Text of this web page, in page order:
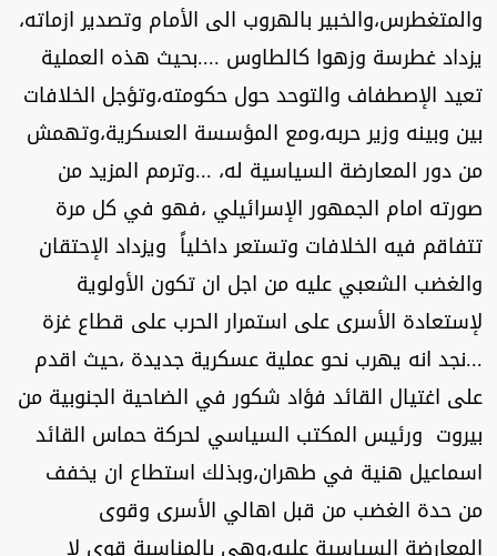
والمتغطرس،والخبير بالهروب الى الأمام وتصدير ازماته،
يزداد غطرسة وزهوا كالطاوس ....بحيث هذه العملية
تعيد الإصطفاف والتوحد حول حكومته،وتؤجل الخلافات
بين وبينه وزير حربه،ومع المؤسسة العسكرية،وتهمش
من دور المعارضة السياسية له، ...وترمم المزيد من
صورته امام الجمهور الإسرائيلي ،فهو في كل مرة
تتفاقم فيه الخلافات وتستعر داخلياً ويزداد الإحتقان
والغضب الشعبي عليه من اجل ان تكون الأولوية
لإستعادة الأسرى على استمرار الحرب على قطاع غزة
...نجد انه يهرب نحو عملية عسكرية جديدة ،حيث اقدم
على اغتيال القائد فؤاد شكور في الضاحية الجنوبية من
بيروت ورئيس المكتب السياسي لحركة حماس القائد
اسماعيل هنية في طهران،وبذلك استطاع ان يخفف
من حدة الغضب من قبل اهالي الأسرى وقوى
المعارضة السياسية عليه،وهي بالمناسبة قوى لا